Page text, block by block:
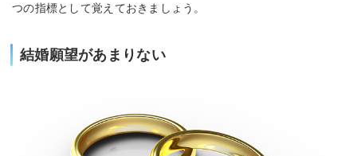
つの指標として覚えておきましょう。
結婚願望があまりない